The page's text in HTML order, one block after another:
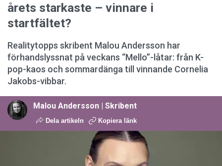
årets starkaste – vinnare i
startfältet?
Realitytopps skribent Malou Andersson har
förhandslyssnat på veckans “Mello”-låtar: från K-
pop-kaos och sommardänga till vinnande Cornelia
Jakobs-vibbar.
Malou Andersson | Skribent
Dela artikeln Kopiera länk